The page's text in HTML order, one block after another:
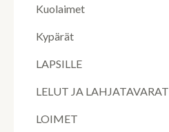
Kuolaimet
Kypärät
LAPSILLE
LELUT JA LAHJATAVARAT
LOIMET